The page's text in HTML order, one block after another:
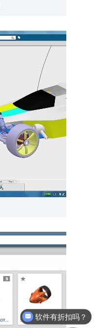
软件有折扣吗？
最近有优惠吗？